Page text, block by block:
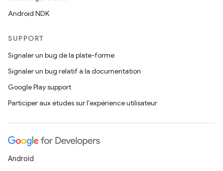
Android NDK
SUPPORT
Signaler un bug de la plate-forme
Signaler un bug relatif à la documentation
Google Play support
Participer aux études sur l'expérience utilisateur
Android